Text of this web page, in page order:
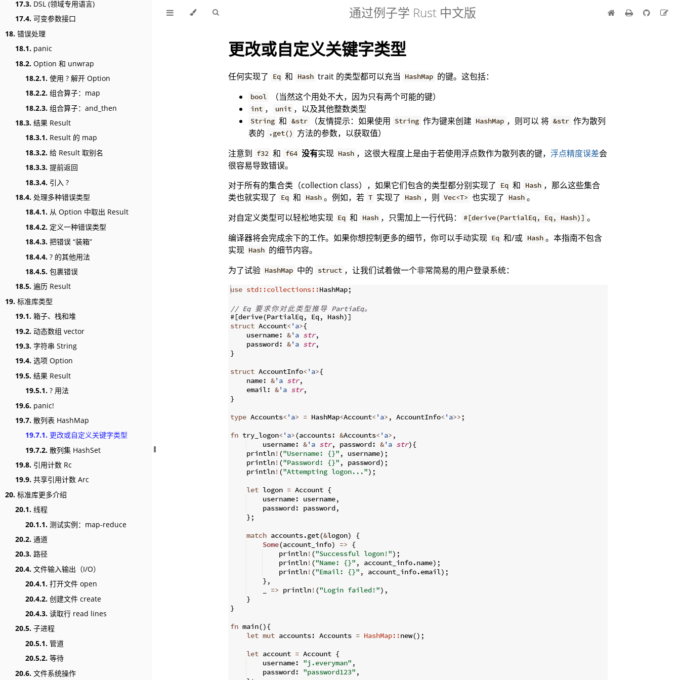
17.3. DSL (领域专用语言)
17.4. 可变参数接口
18. 错误处理
18.1. panic
18.2. Option 和 unwrap
18.2.1. 使用 ? 解开 Option
18.2.2. 组合算子：map
18.2.3. 组合算子：and_then
18.3. 结果 Result
18.3.1. Result 的 map
18.3.2. 给 Result 取别名
18.3.3. 提前返回
18.3.4. 引入 ?
18.4. 处理多种错误类型
18.4.1. 从 Option 中取出 Result
18.4.2. 定义一种错误类型
18.4.3. 把错误 “装箱”
18.4.4. ? 的其他用法
18.4.5. 包裹错误
18.5. 遍历 Result
19. 标准库类型
19.1. 箱子、栈和堆
19.2. 动态数组 vector
19.3. 字符串 String
19.4. 选项 Option
19.5. 结果 Result
19.5.1. ? 用法
19.6. panic!
19.7. 散列表 HashMap
19.7.1. 更改或自定义关键字类型
19.7.2. 散列集 HashSet
19.8. 引用计数 Rc
19.9. 共享引用计数 Arc
20. 标准库更多介绍
20.1. 线程
20.1.1. 测试实例：map-reduce
20.2. 通道
20.3. 路径
20.4. 文件输入输出（I/O）
20.4.1. 打开文件 open
20.4.2. 创建文件 create
20.4.3. 读取行 read lines
20.5. 子进程
20.5.1. 管道
20.5.2. 等待
20.6. 文件系统操作
通过例子学 Rust 中文版
更改或自定义关键字类型
任何实现了 Eq 和 Hash trait 的类型都可以充当 HashMap 的键。这包括：
bool （当然这个用处不大，因为只有两个可能的键）
int ， unit ，以及其他整数类型
String 和 &str （友情提示：如果使用 String 作为键来创建 HashMap ，则可以 将 &str 作为散列
表的
.get()
方法的参数，以获取值）
注意到 f32 和 f64 没有实现 Hash ，这很大程度上是由于若使用浮点数作为散列表的键，浮点精度误差会
很容易导致错误。
对于所有的集合类（collection class），如果它们包含的类型都分别实现了
Eq 和 Hash ，那么这些集合
类也就实现了
Eq 和 Hash 。例如，若 T 实现了 Hash ，则 Vec<T> 也实现了 Hash 。
对自定义类型可以轻松地实现 Eq 和 Hash ，只需加上一行代码： #[derive(PartialEq, Eq, Hash)] 。
编译器将会完成余下的工作。如果你想控制更多的细节，你可以手动实现 Eq 和/或 Hash 。本指南不包含
实现 Hash 的细节内容。
为了试验 HashMap 中的 struct ，让我们试着做一个非常简易的用户登录系统：
use std::collections::HashMap;
// Eq 要求 你对此类型推导 PartiaEq。
#[derive(PartialEq, Eq, Hash)]
struct Account< 'a>{
    username
: &'a str,
    password
: &'a str,
}
struct AccountInfo< 'a>{
    name
: &'a str,
    email
: &'a str,
}
type Accounts< 'a> = HashMap<Account< 'a> , AccountInfo< 'a>> ;
fn try_logon< 'a>(accounts: &Accounts< 'a> ,
    username
: &'a str, password: &'a str){
    println
! ("Username: {}" , username) ;
    println
! ("Password: {}" , password) ;
    println
! ("Attempting logon...") ;
let logon = Account {
    username
: username,
    password
: password,
} ;
match accounts.get(&logon)
{
Some(account_info) => {
    println
! ("Successful logon!") ;
    println
! ("Name: {}" , account_info.name) ;
    println
! ("Email: {}" , account_info.email) ;
} ,
=> println! ("Login failed!") ,
}
}
fn main(){
let mut accounts: Accounts = HashMap::new() ;
let account = Account {
    username
: "j.everyman" ,
    password
: "password123" ,